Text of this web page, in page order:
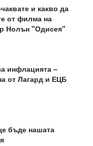
и какво да
от филма на
Нолън "Одисея"
инфлацията –
от Лагард и ЕЦБ
бъде нашата